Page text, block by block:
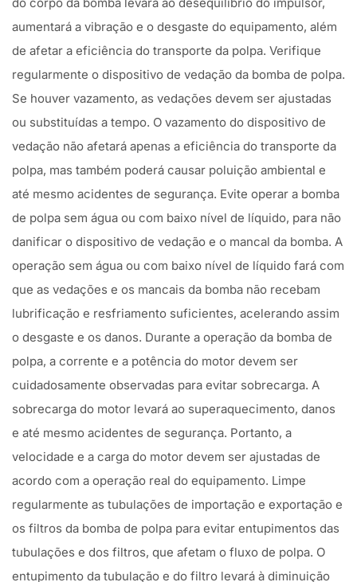
aumentará a vibração e o desgaste do equipamento, além
de afetar a eficiência do transporte da polpa. Verifique
regularmente o dispositivo de vedação da bomba de polpa.
Se houver vazamento, as vedações devem ser ajustadas
ou substituídas a tempo. O vazamento do dispositivo de
vedação não afetará apenas a eficiência do transporte da
polpa, mas também poderá causar poluição ambiental e
até mesmo acidentes de segurança. Evite operar a bomba
de polpa sem água ou com baixo nível de líquido, para não
danificar o dispositivo de vedação e o mancal da bomba. A
operação sem água ou com baixo nível de líquido fará com
que as vedações e os mancais da bomba não recebam
lubrificação e resfriamento suficientes, acelerando assim
o desgaste e os danos. Durante a operação da bomba de
polpa, a corrente e a potência do motor devem ser
cuidadosamente observadas para evitar sobrecarga. A
sobrecarga do motor levará ao superaquecimento, danos
e até mesmo acidentes de segurança. Portanto, a
velocidade e a carga do motor devem ser ajustadas de
acordo com a operação real do equipamento. Limpe
regularmente as tubulações de importação e exportação e
os filtros da bomba de polpa para evitar entupimentos das
tubulações e dos filtros, que afetam o fluxo de polpa. O
entupimento da tubulação e do filtro levará à diminuição